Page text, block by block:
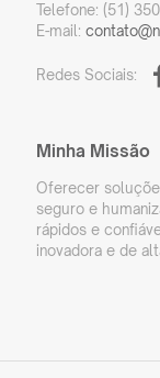
Telefone: (51)
E-mail:
Redes Sociais:
Minha Missão
Oferecer
seguro e
rápidos e
inovadora e de